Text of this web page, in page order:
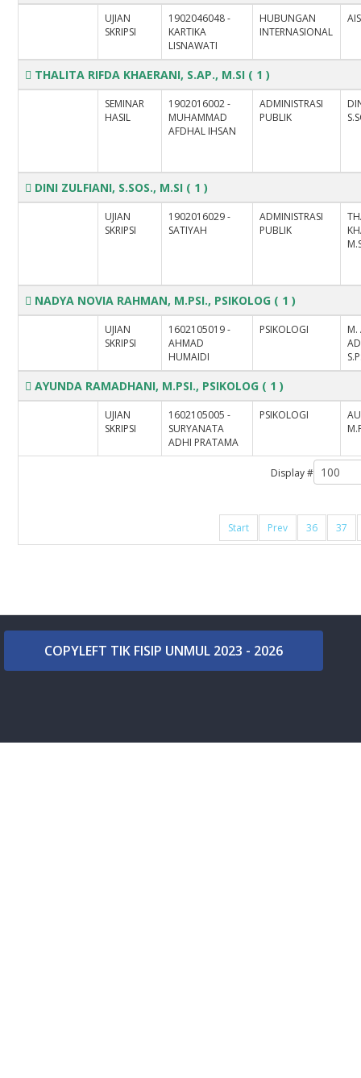
Display #
Start Prev 36 37
UJIAN
SKRIPSI
1902046048 -
KARTIKA
LISNAWATI
HUBUNGAN
INTERNASIONAL
THALITA RIFDA KHAERANI, S.AP., M.SI ( 1 )
SEMINAR
HASIL
1902016002 -
MUHAMMAD
AFDHAL IHSAN
ADMINISTRASI
PUBLIK
DINI ZULFIANI, S.SOS., M.SI ( 1 )
UJIAN
SKRIPSI
1902016029 -
SATIYAH
ADMINISTRASI
PUBLIK
NADYA NOVIA RAHMAN, M.PSI., PSIKOLOG ( 1 )
UJIAN
SKRIPSI
1602105019 -
AHMAD
HUMAIDI
PSIKOLOGI
M.
AYUNDA RAMADHANI, M.PSI., PSIKOLOG ( 1 )
UJIAN
SKRIPSI
1602105005 -
SURYANATA
ADHI PRATAMA
PSIKOLOGI
COPYLEFT TIK FISIP UNMUL 2023 - 2026